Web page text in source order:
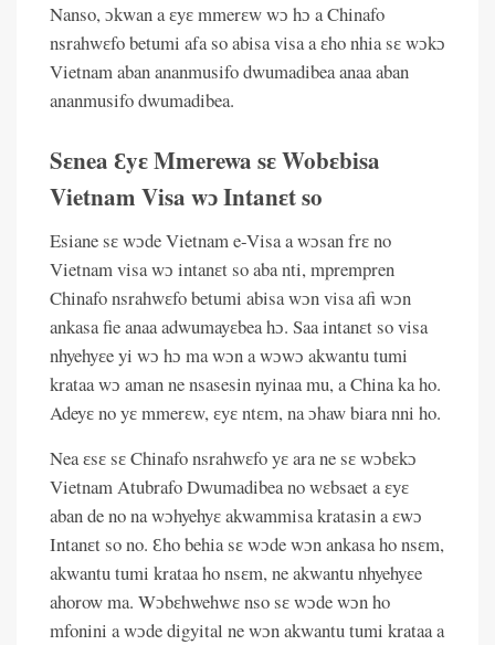
Nanso, ɔkwan a ɛyɛ mmerɛw wɔ hɔ a Chinafo
nsrahwɛfo betumi afa so abisa visa a ɛho nhia sɛ wɔkɔ
Vietnam aban ananmusifo dwumadibea anaa aban
ananmusifo dwumadibea.
Sɛnea Ɛyɛ Mmerewa sɛ Wobɛbisa
Vietnam Visa wɔ Intanɛt so
Esiane sɛ wɔde Vietnam e-Visa a wɔsan frɛ no
Vietnam visa wɔ intanɛt so aba nti, mprempren
Chinafo nsrahwɛfo betumi abisa wɔn visa afi wɔn
ankasa fie anaa adwumayɛbea hɔ. Saa intanɛt so visa
nhyehyɛe yi wɔ hɔ ma wɔn a wɔwɔ akwantu tumi
krataa wɔ aman ne nsasesin nyinaa mu, a China ka ho.
Adeyɛ no yɛ mmerɛw, ɛyɛ ntɛm, na ɔhaw biara nni ho.
Nea ɛsɛ sɛ Chinafo nsrahwɛfo yɛ ara ne sɛ wɔbɛkɔ
Vietnam Atubrafo Dwumadibea no wɛbsaet a ɛyɛ
aban de no na wɔhyehyɛ akwammisa kratasin a ɛwɔ
Intanɛt so no. Ɛho behia sɛ wɔde wɔn ankasa ho nsɛm,
akwantu tumi krataa ho nsɛm, ne akwantu nhyehyɛe
ahorow ma. Wɔbɛhwehwɛ nso sɛ wɔde wɔn ho
mfonini a wɔde digyital ne wɔn akwantu tumi krataa a